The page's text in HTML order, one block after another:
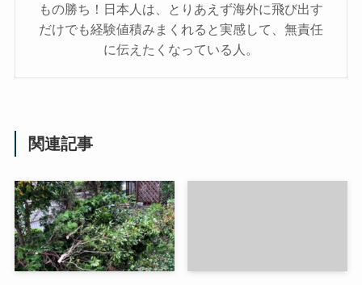
もの勝ち！日本人は、とりあえず海外に飛び出す
だけでも経験値積みまくれると実感して、無責任
に伝えたくなっている人。
関連記事